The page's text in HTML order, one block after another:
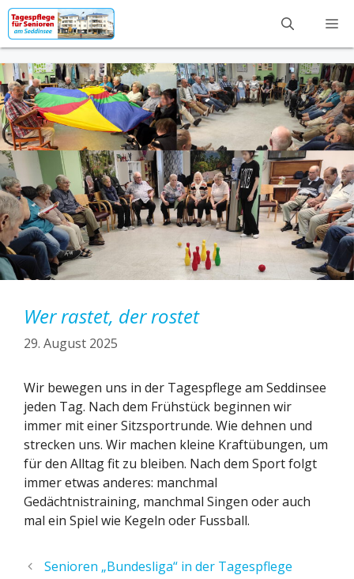
Zum
Inhalt
springen
Wer rastet, der rostet
29. August 2025
Wir bewegen uns in der Tagespflege am Seddinsee
jeden Tag. Nach dem Frühstück beginnen wir
immer mit einer Sitzsportrunde. Wie dehnen und
strecken uns. Wir machen kleine Kraftübungen, um
für den Alltag fit zu bleiben. Nach dem Sport folgt
immer etwas anderes: manchmal
Gedächtnistraining, manchmal Singen oder auch
mal ein Spiel wie Kegeln oder Fussball.
Senioren „Bundesliga“ in der Tagespflege